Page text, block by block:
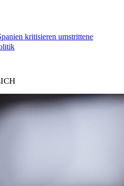
kritisieren umstrittene